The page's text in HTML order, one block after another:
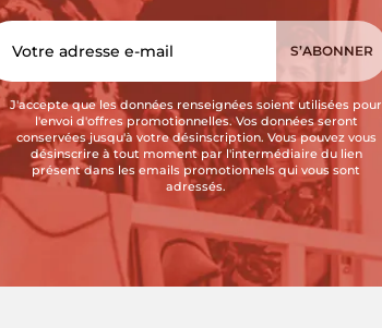
J'accepte que les données renseignées soient utilisées pour
l'envoi d'offres promotionnelles. Vos données seront
conservées jusqu'à votre désinscription. Vous pouvez vous
désinscrire à tout moment par l'intermédiaire du lien
présent dans les emails promotionnels qui vous sont
adressés.